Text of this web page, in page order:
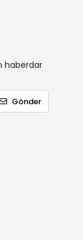
haberdar
Gönder